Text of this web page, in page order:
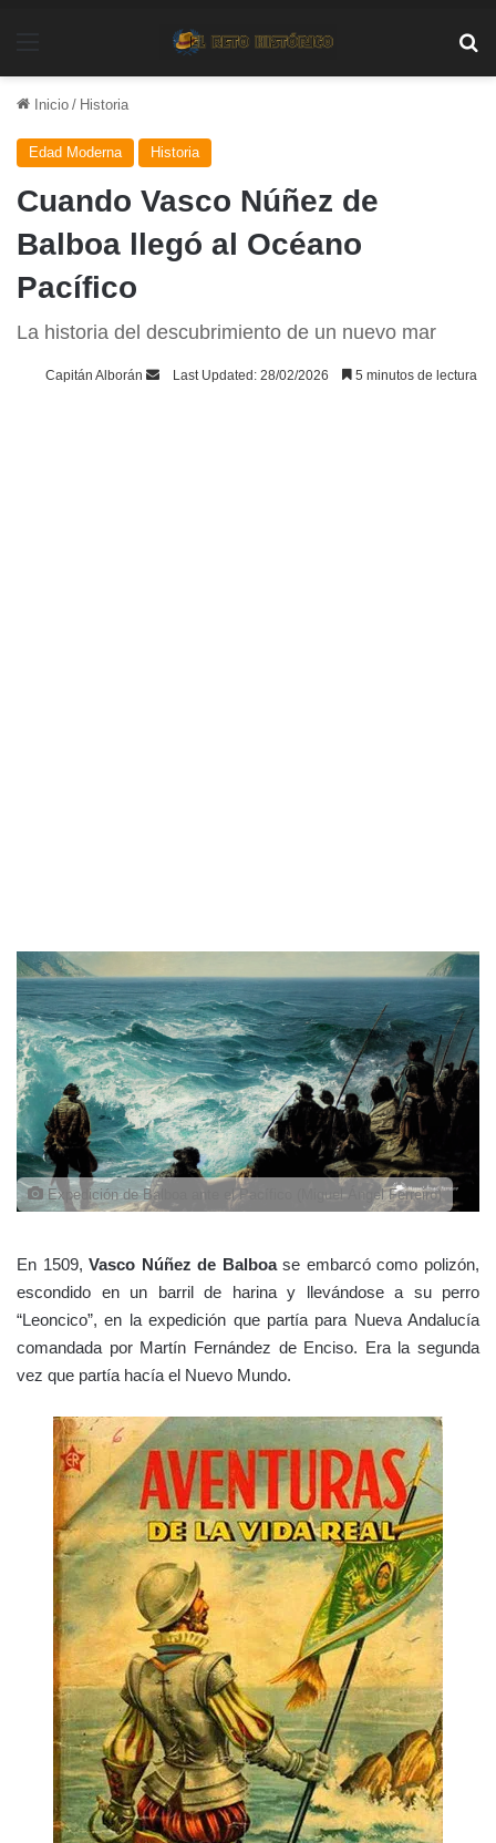
Inicio / Historia
Edad Moderna Historia
Cuando Vasco Núñez de
Balboa llegó al Océano
Pacífico
La historia del descubrimiento de un nuevo mar
Capitán Alborán
SendLast Updated: 28/02/2026 5 minutos de lectura
Expedición de Balboa ante el Pacífico (Miguel Ángel Ferreiro)
En 1509,Vasco Núñez de Balboase embarcó como polizón,
escondido en un barril de harina y llevándose a su perro
“Leoncico”, en la expedición que partía para Nueva Andalucía
comandada por Martín Fernández de Enciso. Era la segunda
vez que partía hacía el Nuevo Mundo.